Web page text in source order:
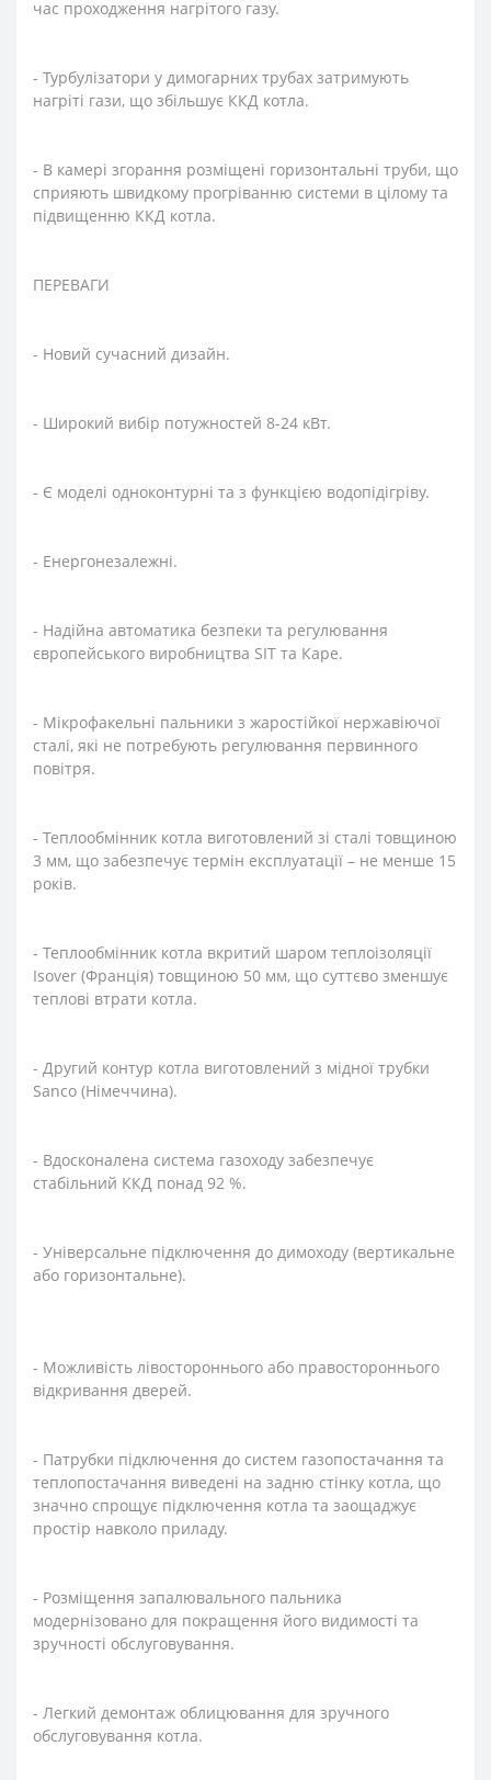
час проходження нагрітого газу.
- Турбулізатори у димогарних трубах затримують
нагріті гази, що збільшує ККД котла.
- В камері згорання розміщені горизонтальні труби, що
сприяють швидкому прогріванню системи в цілому та
підвищенню ККД котла.
ПЕРЕВАГИ
- Новий сучасний дизайн.
- Широкий вибір потужностей 8-24 кВт.
- Є моделі одноконтурні та з функцією водопідігріву.
- Енергонезалежні.
- Надійна автоматика безпеки та регулювання
європейського виробництва SIT та Каре.
- Мікрофакельні пальники з жаростійкої нержавіючої
сталі, які не потребують регулювання первинного
повітря.
- Теплообмінник котла виготовлений зі сталі товщиною
3 мм, що забезпечує термін експлуатації – не менше 15
років.
- Теплообмінник котла вкритий шаром теплоізоляції
Isover (Франція) товщиною 50 мм, що суттєво зменшує
теплові втрати котла.
- Другий контур котла виготовлений з мідної трубки
Sanco (Німеччина).
- Вдосконалена система газоходу забезпечує
стабільний ККД понад 92 %.
- Універсальне підключення до димоходу (вертикальне
або горизонтальне).
- Можливість лівостороннього або правостороннього
відкривання дверей.
- Патрубки підключення до систем газопостачання та
теплопостачання виведені на задню стінку котла, що
значно спрощує підключення котла та заощаджує
простір навколо приладу.
- Розміщення запалювального пальника
модернізовано для покращення його видимості та
зручності обслуговування.
- Легкий демонтаж облицювання для зручного
обслуговування котла.